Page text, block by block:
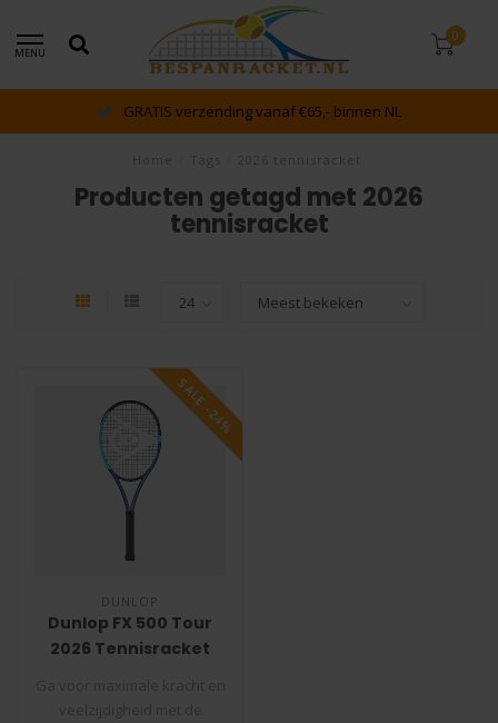
MENU
0
GRATIS verzending vanaf €65,- binnen NL
Producten getagd met 2026
tennisracket
SALE -24%
DUNLOP
Dunlop FX 500 Tour
2026 Tennisracket